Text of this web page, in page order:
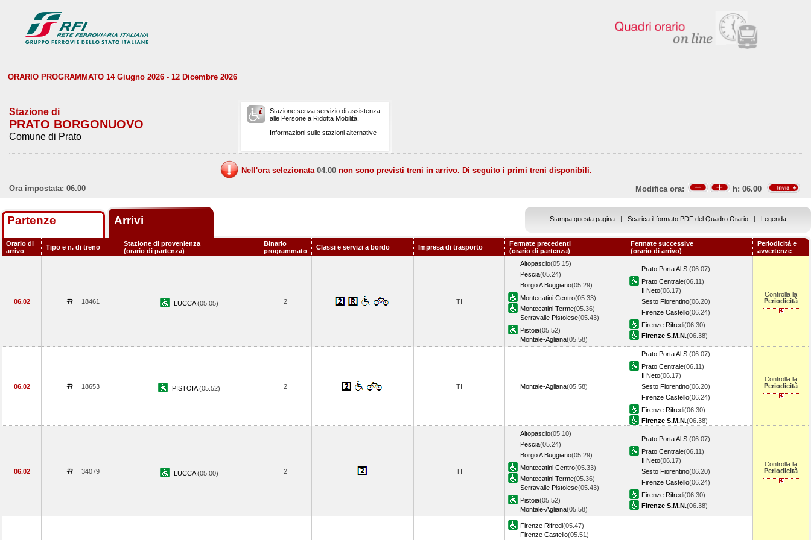
ORARIO PROGRAMMATO 14 Giugno 2026 - 12 Dicembre 2026
Stazione di
PRATO BORGONUOVO
Comune di Prato
Stazione senza servizio di assistenza
alle Persone a Ridotta Mobilità.
Informazioni sulle stazioni alternative
Nell'ora selezionata 04.00 non sono previsti treni in arrivo. Di seguito i primi treni disponibili.
Ora impostata: 06.00
Modifica ora: h: 06.00
Partenze Arrivi Stampa questa pagina | Scarica il formato PDF del Quadro Orario | Legenda
Orario di
arrivo
Tipo e n. di treno
Stazione di provenienza
(orario di partenza)
Binario
programmato
Classi e servizi a bordo Impresa di trasporto
Fermate precedenti
(orario di partenza)
Fermate successive
(orario di arrivo)
Periodicità e
avvertenze
06.02 18461 LUCCA(05.05) 2 TI
Altopascio(05.15)
Pescia(05.24)
Borgo A Buggiano(05.29)
Montecatini Centro(05.33)
Montecatini Terme(05.36)
Serravalle Pistoiese(05.43)
Pistoia(05.52)
Montale-Agliana(05.58)
Prato Porta Al S. (06.07)
Prato Centrale(06.11)
Il Neto(06.17)
Sesto Fiorentino(06.20)
Firenze Castello(06.24)
Firenze Rifredi(06.30)
Firenze S.M.N.(06.38)
Controlla la
Periodicità
06.02 18653 PISTOIA(05.52) 2 TI Montale-Agliana(05.58)
Prato Porta Al S. (06.07)
Prato Centrale(06.11)
Il Neto(06.17)
Sesto Fiorentino(06.20)
Firenze Castello(06.24)
Firenze Rifredi(06.30)
Firenze S.M.N.(06.38)
Controlla la
Periodicità
06.02 34079 LUCCA(05.00) 2 TI
Altopascio(05.10)
Pescia(05.24)
Borgo A Buggiano(05.29)
Montecatini Centro(05.33)
Montecatini Terme(05.36)
Serravalle Pistoiese(05.43)
Pistoia(05.52)
Montale-Agliana(05.58)
Prato Porta Al S. (06.07)
Prato Centrale(06.11)
Il Neto(06.17)
Sesto Fiorentino(06.20)
Firenze Castello(06.24)
Firenze Rifredi(06.30)
Firenze S.M.N.(06.38)
Controlla la
Periodicità
Firenze Rifredi(05.47)
Firenze Castello(05.51)